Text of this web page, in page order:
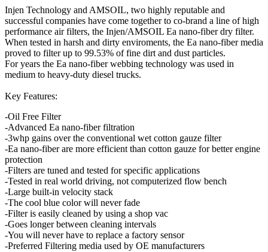
Injen Technology and AMSOIL, two highly reputable and
successful companies have come together to co-brand a line of high
performance air filters, the Injen/AMSOIL Ea nano-fiber dry filter.
When tested in harsh and dirty enviroments, the Ea nano-fiber media
proved to filter up to 99.53% of fine dirt and dust particles.
For years the Ea nano-fiber webbing technology was used in
medium to heavy-duty diesel trucks.
Key Features:
-Oil Free Filter
-Advanced Ea nano-fiber filtration
-3whp gains over the conventional wet cotton gauze filter
-Ea nano-fiber are more efficient than cotton gauze for better engine
protection
-Filters are tuned and tested for specific applications
-Tested in real world driving, not computerized flow bench
-Large built-in velocity stack
-The cool blue color will never fade
-Filter is easily cleaned by using a shop vac
-Goes longer between cleaning intervals
-You will never have to replace a factory sensor
-Preferred Filtering media used by OE manufacturers